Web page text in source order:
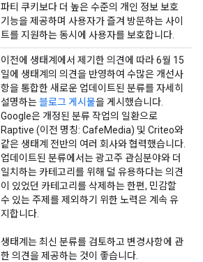
파티 쿠키보다 더 높은 수준의 개인 정보 보호
기능을 제공하며 사용자가 즐겨 방문하는 사이
트를 지원하는 동시에 사용자를 보호합니다.
이전에 생태계에서 제기한 의견에 따라 6월 15
일에 생태계의 의견을 반영하여 수많은 개선사
항을 통합한 새로운 업데이트된 분류를 자세히
설명하는블로그 게시물을 게시했습니다.
Google은 개정된 분류 작업의 일환으로
Raptive (이전 명칭: CafeMedia) 및 Criteo와
같은 생태계 전반의 여러 회사와 협력했습니다.
업데이트된 분류에서는 광고주 관심분야와 더
일치하는 카테고리를 위해 덜 유용하다는 의견
이 있었던 카테고리를 삭제하는 한편, 민감할
수 있는 주제를 제외하기 위한 노력은 계속 유
지합니다.
생태계는 최신 분류를 검토하고 변경사항에 관
한 의견을 제공하는 것이 좋습니다.